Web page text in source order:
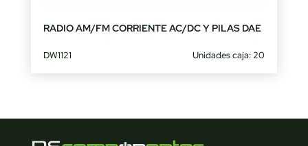
RADIO AM/FM CORRIENTE AC/DC Y PILAS DAE
DW1121 Unidades caja: 20